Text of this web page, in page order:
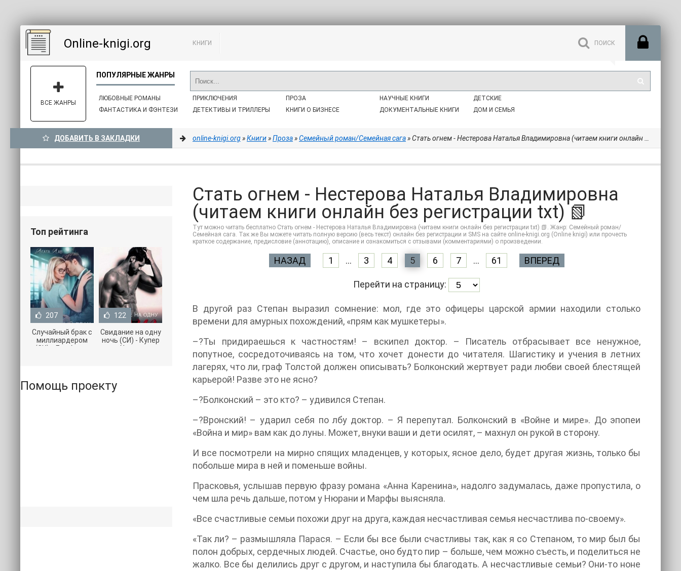
Online-knigi.org КНИГИ
ЛЮБОВНЫЕ РОМАНЫ
ФАНТАСТИКА И ФЭНТЕЗИ
ПРИКЛЮЧЕНИЯ
ДЕТЕКТИВЫ И ТРИЛЛЕРЫ
ПРОЗА
КНИГИ О БИЗНЕСЕ
НАУЧНЫЕ КНИГИ
ДОКУМЕНТАЛЬНЫЕ КНИГИ
ДЕТСКИЕ
ДОМ И СЕМЬЯ
ВСЕ ЖАНРЫ
ДОБАВИТЬ В ЗАКЛАДКИ online-knigi.org»Книги»Проза»Семейный роман/Семейная сага» Стать огнем - Нестерова Наталья Владимировна (читаем книги онлайн без регистрации txt) 📗
Стать огнем - Нестерова Наталья Владимировна
(читаем книги онлайн без регистрации txt) 📗
Тут можно читать бесплатно Стать огнем - Нестерова Наталья Владимировна (читаем книги онлайн без регистрации txt) 📗. Жанр: Семейный роман/
Семейная сага. Так же Вы можете читать полную версию (весь текст) онлайн без регистрации и SMS на сайте online-knigi.org (Online knigi) или прочесть
краткое содержание, предисловие (аннотацию), описание и ознакомиться с отзывами (комментариями) о произведении.
НАЗАД 1 ... 3 4 5 6 7 ... 61 ВПЕРЕД
Перейти на страницу:
В другой раз Степан выразил сомнение: мол, где это офицеры царской армии находили столько
времени для амурных похождений, «прям как мушкетеры».
–?Ты придираешься к частностям! – вскипел доктор. – Писатель отбрасывает все ненужное,
попутное, сосредоточиваясь на том, что хочет донести до читателя. Шагистику и учения в летних
лагерях, что ли, граф Толстой должен описывать? Болконский жертвует ради любви своей блестящей
карьерой! Разве это не ясно?
–?Болконский – это кто? – удивился Степан.
–?Вронский! – ударил себя по лбу доктор. – Я перепутал. Болконский в «Войне и мире». До эпопеи
«Война и мир» вам как до луны. Может, внуки ваши и дети осилят, – махнул он рукой в сторону.
И все посмотрели на мирно спящих младенцев, у которых, ясное дело, будет другая жизнь, только бы
побольше мира в ней и поменьше войны.
Прасковья, услышав первую фразу романа «Анна Каренина», надолго задумалась, даже пропустила, о
чем шла речь дальше, потом у Нюрани и Марфы выясняла.
«Все счастливые семьи похожи друг на друга, каждая несчастливая семья несчастлива по-своему».
«Так ли? – размышляла Парася. – Если бы все были счастливы так, как я со Степаном, то мир был бы
полон добрых, сердечных людей. Счастье, оно будто пир – больше, чем можно съесть, и поделиться не
жалко. Все бы делились друг с другом, и наступила бы благодать. А несчастливые семьи? Они-то ноне
Топ рейтинга
207
Случайный брак с
миллиардером
(СИ) - Лав Агата
122
Свидание на одну
ночь (СИ) - Купер
Хелен
Помощь проекту